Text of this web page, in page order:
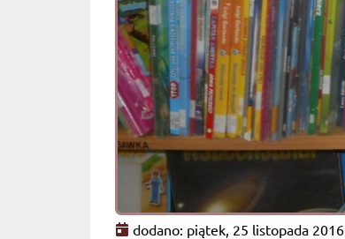
dodano: piątek, 25 listopada 2016